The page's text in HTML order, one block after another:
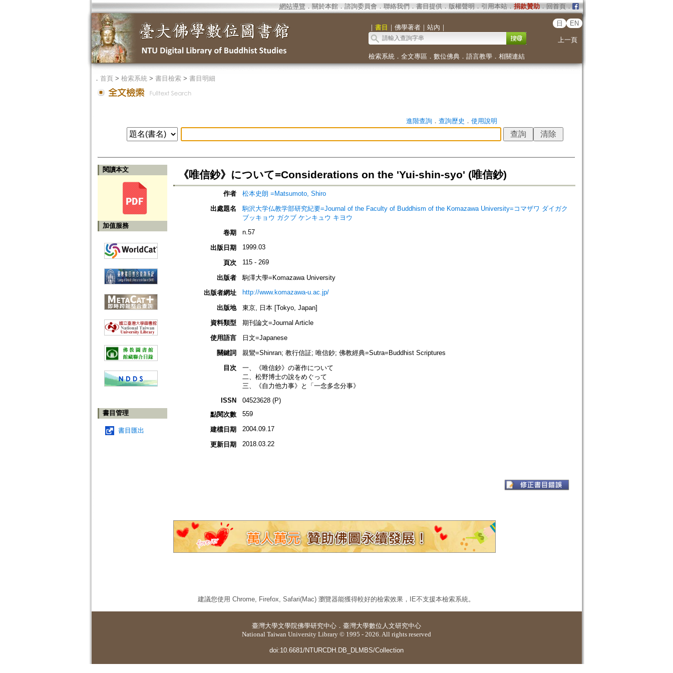
網站導覽 ． 關於本館． 諮詢委員會． 聯絡我們 ． 書目提供． 版權聲明 ． 引用本站． 捐款贊助．回首頁．
｜ 書目 ｜ 佛學著者｜ 站內 ｜
日 EN
上一頁
檢索系統． 全文專區 ． 數位佛典． 語言教學． 相關連結
． 首頁> 檢索系統> 書目檢索> 書目明細
進階查詢． 查詢歷史 ． 使用說明
閱讀本文
加值服務
書目管理
書目匯出
《唯信鈔》について=Considerations on the 'Yui-shin-syo' (唯信鈔)
作者
松本史朗 =Matsumoto, Shiro
出處題名
駒沢大学仏教学部研究紀要=Journal of the Faculty of Buddhism of the Komazawa University=コマザワ ダイガク
ブッキョウ ガクブ ケンキュウ キヨウ
卷期
n.57
出版日期 1999.03
頁次 115 - 269
出版者
駒澤大學=Komazawa University
出版者網址
http://www.komazawa-u.ac.jp/
出版地
東京, 日本 [Tokyo, Japan]
資料類型
期刊論文=Journal Article
使用語言
日文=Japanese
關鍵詞
親鸞=Shinran; 教行信証; 唯信鈔; 佛教經典=Sutra=Buddhist Scriptures
目次
一、《唯信鈔》の著作について
二、松野博士の說をめぐって
三、《自力他力事》と「一念多念分事》
ISSN
04523628 (P)
點閱次數
559
建檔日期 2004.09.17
更新日期 2018.03.22
建議您使用 Chrome, Firefox, Safari(Mac) 瀏覽器能獲得較好的檢索效果，IE不支援本檢索系統。
臺灣大學文學院佛學研究中心 ． 臺灣大學數位人文研究中心
National Taiwan University Library © 1995 - 2026. All rights reserved
doi:10.6681/NTURCDH.DB_DLMBS/Collection